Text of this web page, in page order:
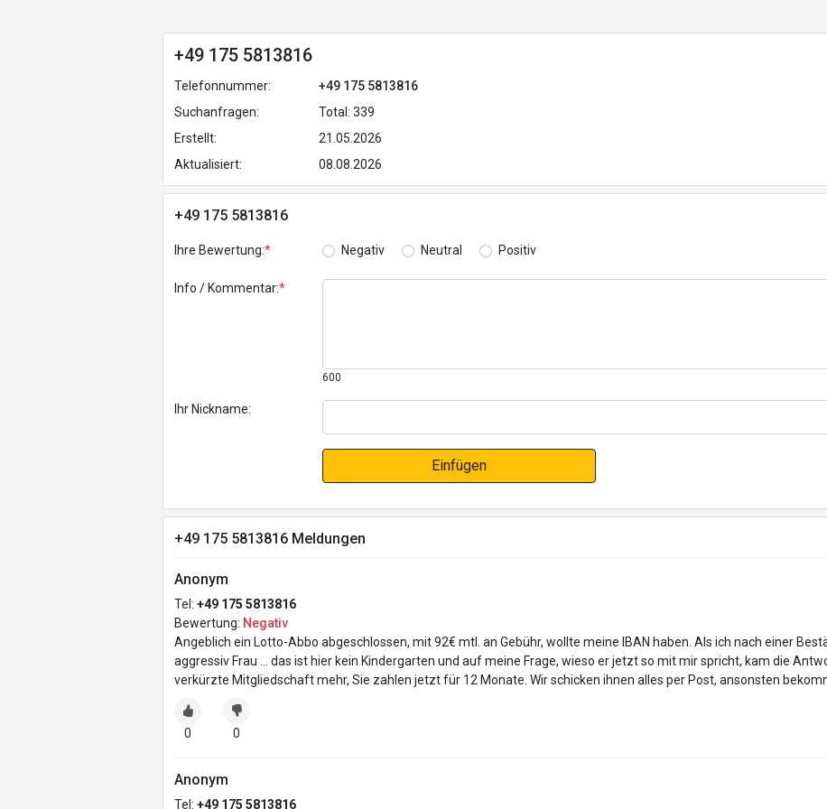
+49 175 5813816
Telefonnummer:
+49 175 5813816
Suchanfragen:
Total: 339
Erstellt:
21.05.2026
Aktualisiert:
08.08.2026
+49 175 5813816
Ihre Bewertung:* Negativ Neutral Positiv
Info / Kommentar:*
600
Ihr Nickname:
Einfügen
+49 175 5813816 Meldungen
Anonym
Tel: +49 175 5813816
Bewertung: Negativ
Angeblich ein Lotto-Abbo abgeschlossen, mit 92€ mtl. an Gebühr, wollte meine IBAN haben. Als ich nach einer
aggressiv Frau … das ist hier kein Kindergarten und auf meine Frage, wieso er jetzt so mit mir spricht, kam die
verkürzte Mitgliedschaft mehr, Sie zahlen jetzt für 12 Monate. Wir schicken ihnen alles per Post, ansonsten
0 0
Anonym
Tel: +49 175 5813816